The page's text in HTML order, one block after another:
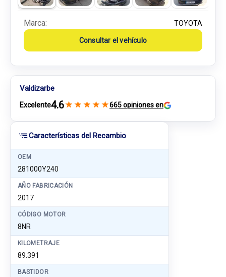
Características del Recambio
OEM
281000Y240
AÑO FABRICACIÓN
2017
CÓDIGO MOTOR
8NR
KILOMETRAJE
89.391
BASTIDOR
Marca: TOYOTA
Consultar el vehículo
Valdizarbe
Excelente4.6★ ★ ★ ★ ★665 opiniones en